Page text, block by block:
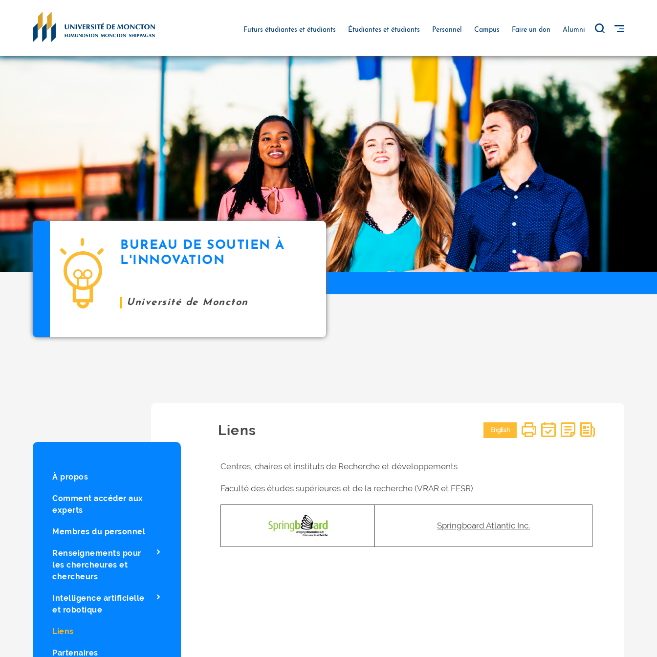
Futurs étudiantes et étudiants Étudiantes et étudiants Personnel Campus Faire un don Alumni
BUREAU DE SOUTIEN À
L'INNOVATION
Université de Moncton
À propos
Comment accéder aux
experts
Membres du personnel
Renseignements pour
les chercheures et
chercheurs
Intelligence artificielle
et robotique
Liens
Partenaires
English
Liens
Centres, chaires et instituts de Recherche et développements
Faculté des études supérieures et de la recherche (VRAR et FESR)
Springboard Atlantic Inc.